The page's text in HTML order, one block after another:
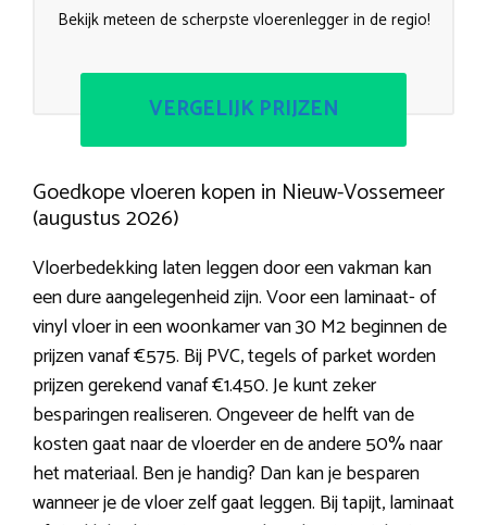
Bekijk meteen de scherpste vloerenlegger in de regio!
VERGELIJK PRIJZEN
Goedkope vloeren kopen in Nieuw-Vossemeer
(augustus 2026)
Vloerbedekking laten leggen door een vakman kan
een dure aangelegenheid zijn. Voor een laminaat- of
vinyl vloer in een woonkamer van 30 M2 beginnen de
prijzen vanaf €575. Bij PVC, tegels of parket worden
prijzen gerekend vanaf €1.450. Je kunt zeker
besparingen realiseren. Ongeveer de helft van de
kosten gaat naar de vloerder en de andere 50% naar
het materiaal. Ben je handig? Dan kan je besparen
wanneer je de vloer zelf gaat leggen. Bij tapijt, laminaat